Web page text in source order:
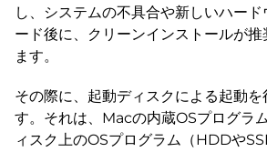
し、システムの不具合や新しいハー
ード後に、クリーンインストールが推
ます。
その際に、起動ディスクによる起動を
す。それは、Macの内蔵OSプログラ
ィスク上のOSプログラム（HDDや